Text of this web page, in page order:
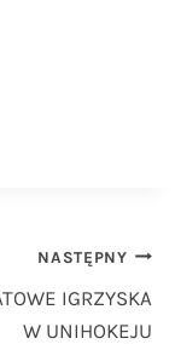
NASTĘPNY
IGRZYSKA
W UNIHOKEJU